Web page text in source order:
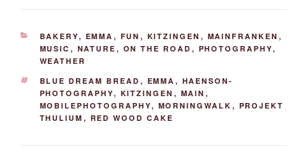
KATEGORIEN
BAKERY, EMMA , FUN , KITZINGEN , MAINFRANKEN ,
MUSIC , NATURE , ON THE ROAD , PHOTOGRAPHY,
WEATHER
SCHLAGWÖRTER
BLUE DREAM BREAD , EMMA , HAENSON-
PHOTOGRAPHY, KITZINGEN , MAIN ,
MOBILEPHOTOGRAPHY, MORNINGWALK , PROJEKT
THULIUM , RED WOOD CAKE